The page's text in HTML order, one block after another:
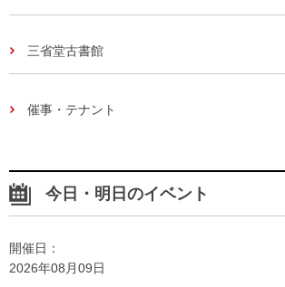
三省堂古書館
催事・テナント
今日・明日のイベント
開催日：
2026年08月09日